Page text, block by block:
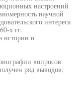
настроений
научной
интереса
х гг.
истории и
вопросов
ряд выводов;